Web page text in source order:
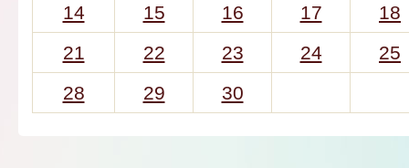
14
15 16 17
18
21
22 23 24
25
28
29 30